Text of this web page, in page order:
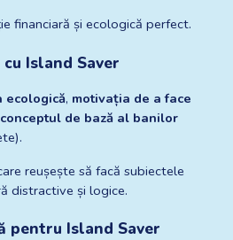
financiară și ecologică perfect.
Island Saver
ecologică, motivația de a face
conceptul de bază al banilor
reușește să facă subiectele
distractive și logice.
pentru Island Saver